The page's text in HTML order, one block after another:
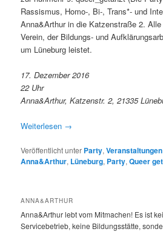
Rassismus, Homo-, Bi-, Trans*- und
Anna&Arthur in die Katzenstraße 2.
Verein, der Bildungs- und
um Lüneburg leistet.
17. Dezember 2016
22 Uhr
Anna&Arthur, Katzenstr. 2, 21335
Weiterlesen →
Veröffentlicht unter Party,Veranstaltungen
Anna&Arthur, Lüneburg, Party,Queer
ANNA&ARTHUR
Anna&Arthur lebt vom Mitmachen! Es ist
Servicebetrieb, keine Bildungsstätte,